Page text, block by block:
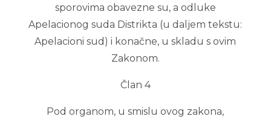
sporovima obavezne su, a odluke
Apelacionog suda Distrikta (u daljem tekstu:
Apelacioni sud) i konačne, u skladu s ovim
Zakonom.
Član 4
Pod organom, u smislu ovog zakona,